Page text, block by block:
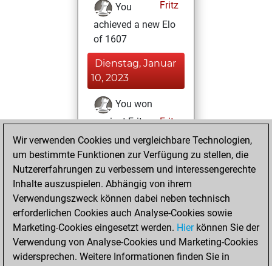
Fritz
You
achieved a new Elo
of 1607
Dienstag, Januar
10, 2023
You won
against Fritz
Fritz
Samstag, Februar
5, 2022
You created
your Studies account
Studies
Donnerstag,
Januar 28, 2021
Wir verwenden Cookies und vergleichbare Technologien,
um bestimmte Funktionen zur Verfügung zu stellen, die
Nutzererfahrungen zu verbessern und interessengerechte
Inhalte auszuspielen. Abhängig von ihrem
Verwendungszweck können dabei neben technisch
erforderlichen Cookies auch Analyse-Cookies sowie
Marketing-Cookies eingesetzt werden. Hierkönnen Sie der
Verwendung von Analyse-Cookies und Marketing-Cookies
widersprechen. Weitere Informationen finden Sie in